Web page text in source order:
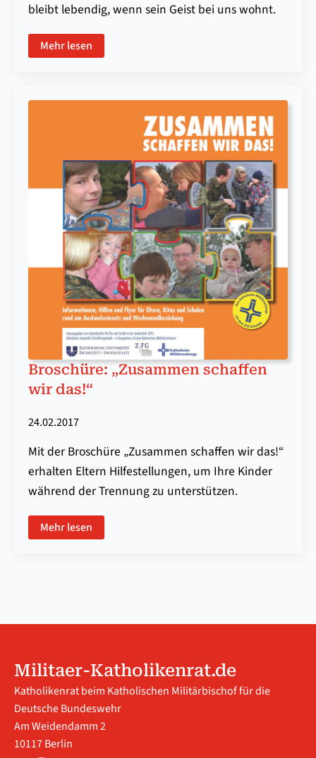
bleibt lebendig, wenn sein Geist bei uns wohnt.
Mehr lesen
Broschüre: „Zusammen schaffen
wir das!“
24.02.2017
Mit der Broschüre „Zusammen schaffen wir das!“
erhalten Eltern Hilfestellungen, um Ihre Kinder
während der Trennung zu unterstützen.
Mehr lesen
Militaer-Katholikenrat.de
Katholikenrat beim Katholischen Militärbischof für die
Deutsche Bundeswehr
Am Weidendamm 2
10117 Berlin